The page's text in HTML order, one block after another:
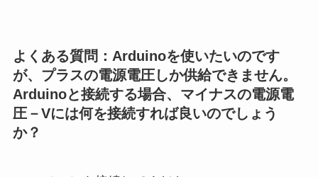
よくある質問：Arduinoを使いたいのです
が、プラスの電源電圧しか供給できません。
Arduinoと接続する場合、マイナスの電源電
圧－Vには何を接続すれば良いのでしょう
か？